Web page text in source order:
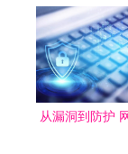
从漏洞到防护